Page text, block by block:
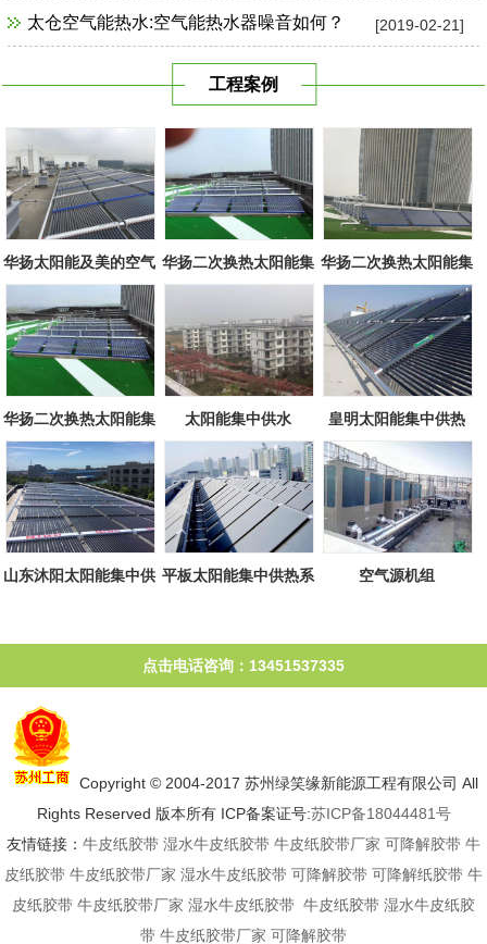
[2019-02-21]
太仓空气能热水:空气能热水器噪音如何？
工程案例
华扬太阳能及美的空气 华扬二次换热太阳能集 华扬二次换热太阳能集
中系统
华扬二次换热太阳能集
中系统
太阳能集中供水 皇明太阳能集中供热
山东沐阳太阳能集中供 平板太阳能集中供热系
空气源机组
点击电话咨询：13451537335
Copyright © 2004-2017 苏州绿笑缘新能源工程有限公司 All
Rights Reserved 版本所有 ICP备案证号:苏ICP备18044481号
友情链接： 牛皮纸胶带 湿水牛皮纸胶带 牛皮纸胶带厂家 可降解胶带 牛
皮纸胶带 牛皮纸胶带厂家 湿水牛皮纸胶带 可降解胶带 可降解纸胶带 牛
皮纸胶带 牛皮纸胶带厂家 湿水牛皮纸胶带 牛皮纸胶带 湿水牛皮纸胶
带 牛皮纸胶带厂家 可降解胶带